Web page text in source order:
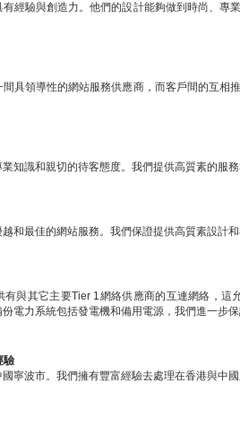
經驗與創造力。他們的設計能夠做到時尚、
具領導性的網站服務供應商，而客戶間的互
知識和親切的待客態度。我們提供高質素的服
和最佳的網站服務。我們保證提供高質素設計
有與其它主要Tier 1網絡供應商的互連網絡，
電力系統包括發電機和備用電源，我們進一步
驗
寧波市。我們擁有豐富經驗去處理在香港與中